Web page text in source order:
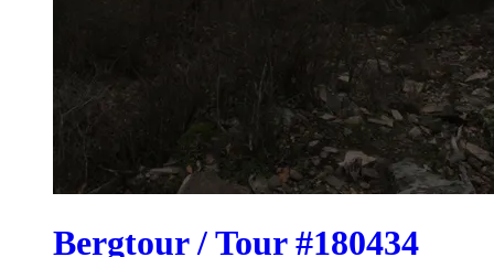
Bergtour / Tour #180434